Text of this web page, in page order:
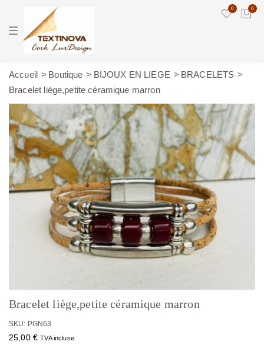
T
e
a
g
a
t
i
o
n
0 0
Accueil Boutique BIJOUX EN LIEGE
BRACELETS
Bracelet liège,petite céramique marron
Bracelet liège,petite céramique marron
SKU: PGN63
25,00 € TVA incluse